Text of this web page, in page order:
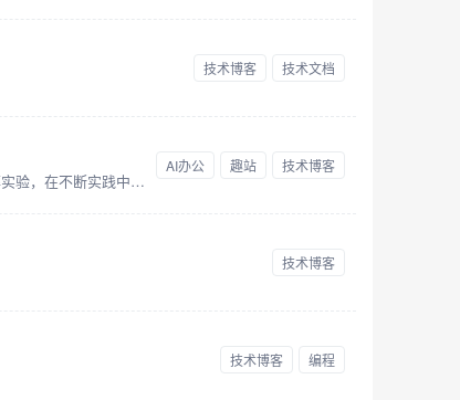
技术博客 技术文档
记录一个普通人在AI时代的学习与成长，分享工具使用心得、方法探索与效率实验，在不断实践中寻找属于自己的生产力路径。
AI办公 趣站 技术博客
技术博客
技术博客 编程